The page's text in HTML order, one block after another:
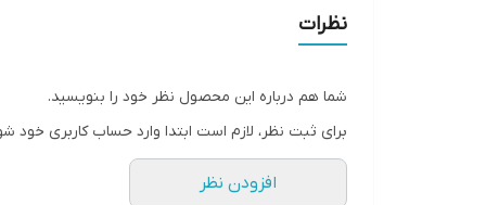
• افزایش دهنده ماندگاری آرایش
• سبک و بدون چربی و بدون چسبندگی
• فورا رنگ پوست را پرایم، صاف و یکدست می کند
• پایه یکنواختی را برای استفاده از آرایش ایجاد می کند
نظرات
شما هم درباره این محصول نظر خود را بنویسید.
برای ثبت نظر، لازم است ابتدا وارد حساب کاربری خود
افزودن نظر